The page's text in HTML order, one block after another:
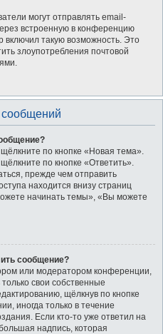
могут отправлять email-
встроенную в конференцию
включил такую возможность. Это
злоупотребления почтовой
по кнопке «Новая тема».
по кнопке «Ответить».
прежде чем отправить
находится внизу страниц
начинать темы», «Вы можете
сообщение?
или модератором конференции,
свои собственные
щёлкнув по кнопке
иногда только в течение
Если кто-то уже ответил на
надпись, которая